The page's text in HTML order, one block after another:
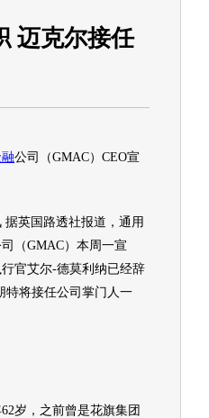
迈克尔接任
公司（GMAC）CEO宣
据英国路透社报道， 通用
司（GMAC）本周一宣
官艾尔-德莫利纳已经辞
特将接任公司掌门人一
，之前曾是花旗集团